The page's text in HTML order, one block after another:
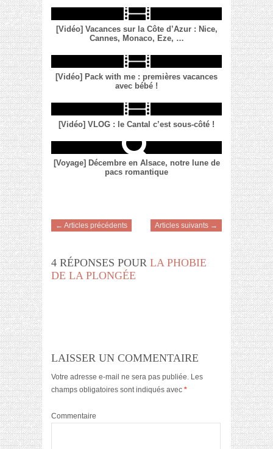
[Vidéo] Vacances sur la Côte d’Azur : Nice,
Cannes, Monaco, Eze, …
[Vidéo] Pack with me : premières vacances
avec bébé !
[Vidéo] VLOG : le Cantal c’est sous-côté !
[Voyage] Décembre en Alsace, notre lune de
pacs romantique
← Articles précédents Articles suivants →
4 RÉPONSES POUR LA PHOBIE
DE LA PLONGÉE
LAISSER UN COMMENTAIRE
Votre adresse e-mail ne sera pas publiée. Les
champs obligatoires sont indiqués avec *
Commentaire